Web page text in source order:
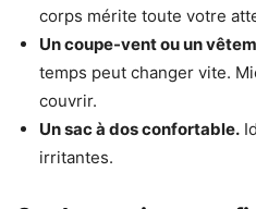
corps mérite toute votre
Un coupe-vent ou un
temps peut changer vite.
couvrir.
Un sac à dos confortable.
irritantes.